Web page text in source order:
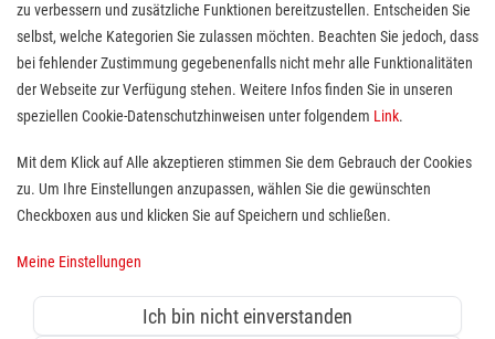
Mitarbeiter in der
Ganztagsbetreuung (m/w/d)
Standort(e):Wörrstadt
10.08.2026, befristet
zu verbessern und zusätzliche Funktionen bereitzustellen. Entscheiden Sie
selbst, welche Kategorien Sie zulassen möchten. Beachten Sie jedoch, dass
bei fehlender Zustimmung gegebenenfalls nicht mehr alle Funktionalitäten
der Webseite zur Verfügung stehen. Weitere Infos finden Sie in unseren
speziellen Cookie-Datenschutzhinweisen unter folgendem Link.
Mit dem Klick auf Alle akzeptieren stimmen Sie dem Gebrauch der Cookies
zu. Um Ihre Einstellungen anzupassen, wählen Sie die gewünschten
Checkboxen aus und klicken Sie auf Speichern und schließen.
Meine Einstellungen
Ich bin nicht einverstanden